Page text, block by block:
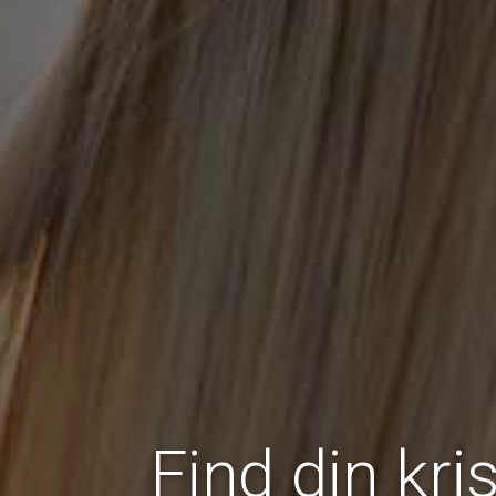
Find din